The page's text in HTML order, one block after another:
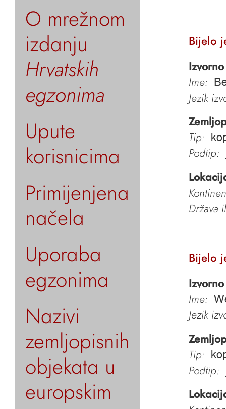
O mrežnom
izdanju
Hrvatskih
egzonima
Upute
korisnicima
Primijenjena
načela
Uporaba
egzonima
Nazivi
zemljopisnih
objekata u
europskim
Bijelo
Ime:
Jezik
Tip:
Podtip:
Država
Bijelo
Ime:
Jezik
Tip:
Podtip: